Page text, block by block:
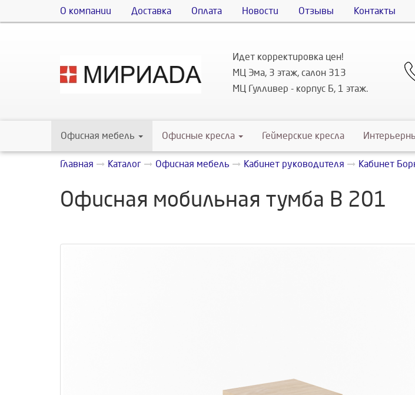
О компании Доставка Оплата Новости Отзывы Контакты
Идет корректировка цен!
МЦ Эма, 3 этаж, салон 313
МЦ Гулливер - корпус Б, 1 этаж.
Офисная мебель Офисные кресла Геймерские кресла
Главная Каталог Офисная мебель Кабинет руководителя Кабинет
Офисная мобильная тумба В 201